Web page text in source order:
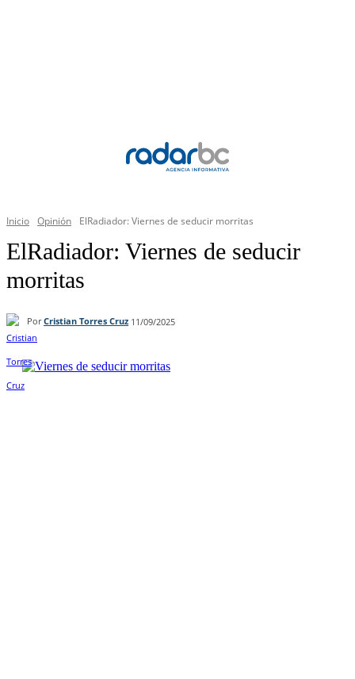
Inicio Opinión ElRadiador: Viernes de seducir morritas
ElRadiador: Viernes de seducir
morritas
Por Cristian Torres Cruz 11/09/2025